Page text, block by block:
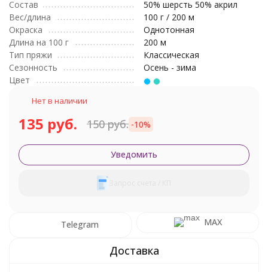
Состав
50% шерсть 50% акрил
Вес/длина
100 г / 200 м
Окраска
Однотонная
Длина на 100 г
200 м
Тип пряжи
Классическая
Сезонность
Осень - зима
Цвет
Нет в наличии
135 руб. 150 руб. -10%
Уведомить
Telegram MAX